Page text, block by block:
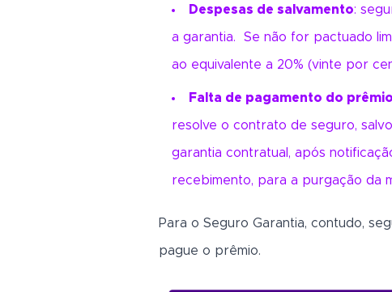
Despesas de salvamento:
a garantia. Se não for pactuado
ao equivalente a 20% (vinte por
Falta de pagamento do
resolve o contrato de seguro,
garantia contratual, após
recebimento, para a purgação da
Para o Seguro Garantia, contudo,
pague o prêmio.